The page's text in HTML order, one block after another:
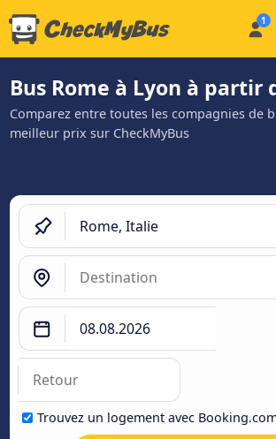
Bus Rome à Lyon à partir
Comparez entre toutes les compagnies de
meilleur prix sur CheckMyBus
Trouvez un logement avec